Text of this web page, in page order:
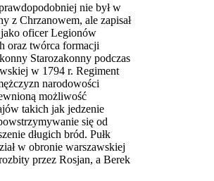
nie był w
z Chrzanowem, ale zapisał
oficer Legionów
oraz twórca formacji
Starozakonny podczas
w 1794 r. Regiment
narodowości
możliwość
takich jak jedzenie
się od
długich bród. Pułk
w obronie warszawskiej
przez Rosjan, a Berek